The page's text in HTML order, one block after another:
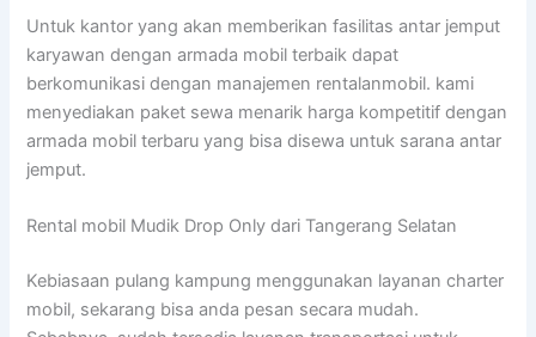
Untuk kantor yang akan memberikan fasilitas antar jemput
karyawan dengan armada mobil terbaik dapat
berkomunikasi dengan manajemen rentalanmobil. kami
menyediakan paket sewa menarik harga kompetitif dengan
armada mobil terbaru yang bisa disewa untuk sarana antar
jemput.
Rental mobil Mudik Drop Only dari Tangerang Selatan
Kebiasaan pulang kampung menggunakan layanan charter
mobil, sekarang bisa anda pesan secara mudah.